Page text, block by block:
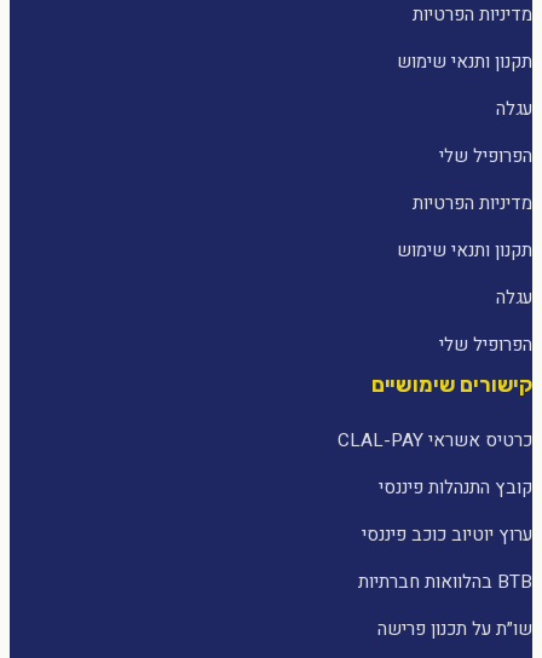
מדיניות הפרטיות
תקנון ותנאי שימוש
עגלה
הפרופיל שלי
מדיניות הפרטיות
תקנון ותנאי שימוש
עגלה
הפרופיל שלי
קישורים שימושיים
כרטיס אשראי CLAL-PAY
קובץ התנהלות פיננסי
ערוץ יוטיוב כוכב פיננסי
BTB בהלוואות חברתיות
שו״ת על תכנון פרישה